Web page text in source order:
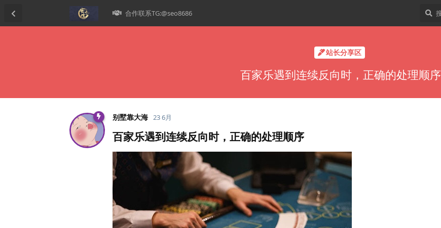
合作联系TG:@seo8686
站长分享区
百家乐遇到连续反向时，正确的处理顺序
别墅靠大海 23 6月
百家乐遇到连续反向时，正确的处理顺序